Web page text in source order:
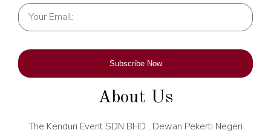
Subscribe Now
About Us
The Kenduri Event SDN BHD , Dewan Pekerti Negeri